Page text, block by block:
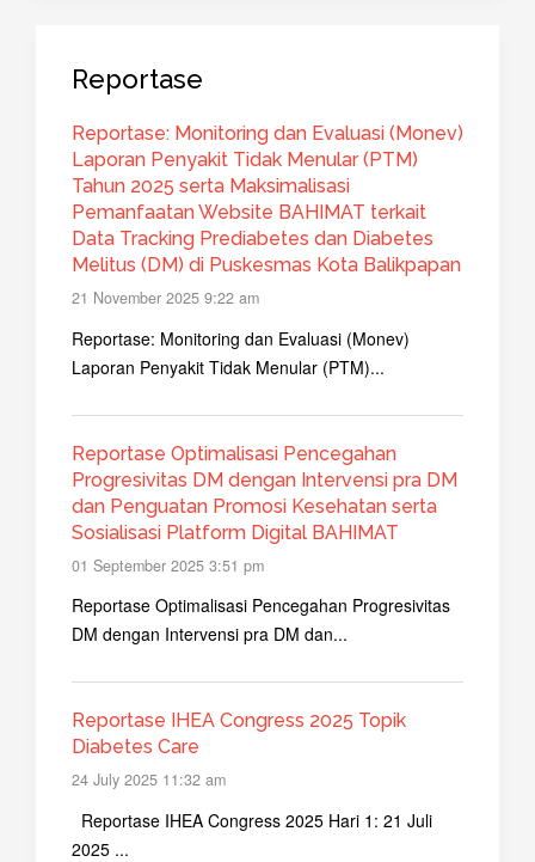
Reportase
Reportase: Monitoring dan Evaluasi (Monev)
Laporan Penyakit Tidak Menular (PTM)
Tahun 2025 serta Maksimalisasi
Pemanfaatan Website BAHIMAT terkait
Data Tracking Prediabetes dan Diabetes
Melitus (DM) di Puskesmas Kota Balikpapan
21 November 2025 9:22 am
Reportase: Monitoring dan Evaluasi (Monev)
Laporan Penyakit Tidak Menular (PTM)...
Reportase Optimalisasi Pencegahan
Progresivitas DM dengan Intervensi pra DM
dan Penguatan Promosi Kesehatan serta
Sosialisasi Platform Digital BAHIMAT
01 September 2025 3:51 pm
Reportase Optimalisasi Pencegahan Progresivitas
DM dengan Intervensi pra DM dan...
Reportase IHEA Congress 2025 Topik
Diabetes Care
24 July 2025 11:32 am
Reportase IHEA Congress 2025 Hari 1: 21 Juli
2025 ...